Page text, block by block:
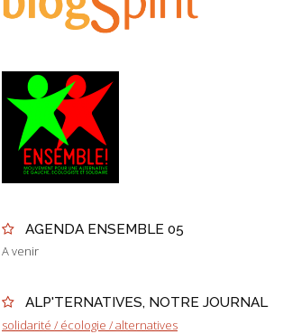
AGENDA ENSEMBLE 05
A venir
ALP'TERNATIVES, NOTRE JOURNAL
solidarité / écologie / alternatives